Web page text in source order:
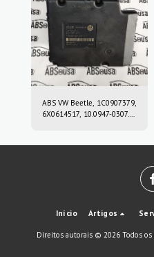
ABS VW Beetle, 1C0907379,
6X0614517, 10.0947-0307.3,
10020402224
Início Artigos
Direitos autorais © 2026 Todos os